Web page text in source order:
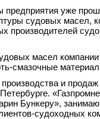
предприятия уже
судовых масел,
производителей
масел
смазочные
и
Бункеру»,
судоходных